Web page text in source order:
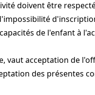
doivent être
de l'enfant à
vaut acceptation de
des présentes